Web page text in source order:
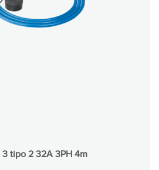
tipo 2 32A 3PH 4m